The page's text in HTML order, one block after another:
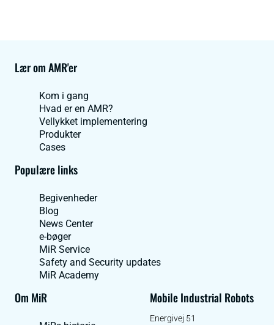
Lær om AMR'er
Kom i gang
Hvad er en AMR?
Vellykket implementering
Produkter
Cases
Populære links
Begivenheder
Blog
News Center
e-bøger
MiR Service
Safety and Security updates
MiR Academy
Om MiR Mobile Industrial Robots
Energivej 51